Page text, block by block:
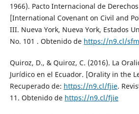
1966). Pacto Internacional de
[International Covenant on Civil and
III. Nueva York, Nueva York, Estados
No. 101 . Obtenido de https://n9.cl/
Quiroz, D., & Quiroz, C. (2016). La
Jurídico en el Ecuador. [Orality in the
Recuperado de: https://n9.cl/fjie.
11. Obtenido de https://n9.cl/fjie